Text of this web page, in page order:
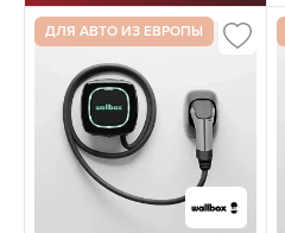
ДЛЯ АВТО ИЗ ЕВРОПЫ